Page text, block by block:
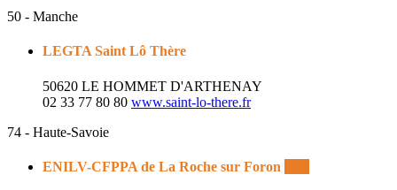
50 - Manche
LEGTA Saint Lô Thère
50620 LE HOMMET D'ARTHENAY
02 33 77 80 80 www.saint-lo-there.fr
74 - Haute-Savoie
ENILV-CFPPA de La Roche sur Foron